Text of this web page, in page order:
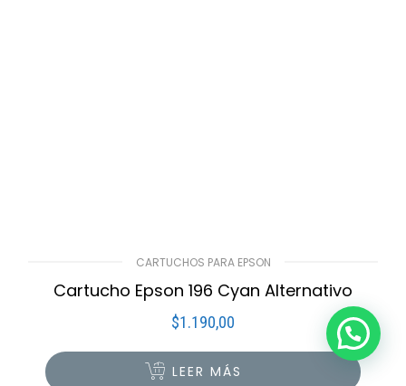
CARTUCHOS PARA EPSON
Cartucho Epson 196 Cyan Alternativo
$1.190,00
LEER MÁS